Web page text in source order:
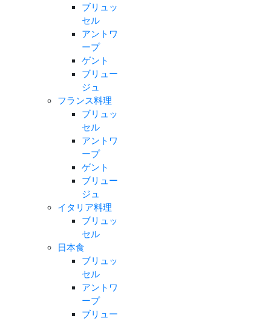
ブリュッ
セル
アントワ
ープ
ゲント
ブリュー
ジュ
フランス料理
ブリュッ
セル
アントワ
ープ
ゲント
ブリュー
ジュ
イタリア料理
ブリュッ
セル
日本食
ブリュッ
セル
アントワ
ープ
ブリュー